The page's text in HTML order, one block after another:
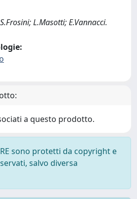
L.Masotti; E.Vannacci.
a questo prodotto.
sono protetti da copyright e
salvo diversa